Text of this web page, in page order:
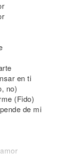
en ti
no)
(Fido)
de mi